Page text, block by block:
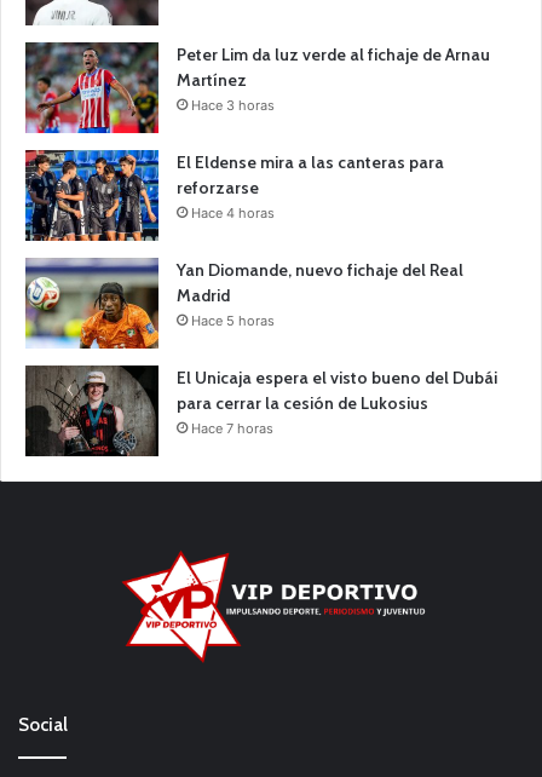
Peter Lim da luz verde al fichaje de Arnau
Martínez
Hace 3 horas
El Eldense mira a las canteras para
reforzarse
Hace 4 horas
Yan Diomande, nuevo fichaje del Real
Madrid
Hace 5 horas
El Unicaja espera el visto bueno del Dubái
para cerrar la cesión de Lukosius
Hace 7 horas
Social